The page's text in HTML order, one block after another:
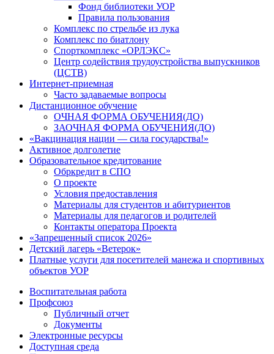
Фонд библиотеки УОР
Правила пользования
Комплекс по стрельбе из лука
Комплекс по биатлону
Спорткомплекс «ОРЛЭКС»
Центр содействия трудоустройства выпускников
(ЦСТВ)
Интернет-приемная
Часто задаваемые вопросы
Дистанционное обучение
ОЧНАЯ ФОРМА ОБУЧЕНИЯ(ДО)
ЗАОЧНАЯ ФОРМА ОБУЧЕНИЯ(ДО)
«Вакцинация нации — сила государства!»
Активное долголетие
Образовательное кредитование
Обркредит в СПО
О проекте
Условия предоставления
Материалы для студентов и абитуриентов
Материалы для педагогов и родителей
Контакты оператора Проекта
«Запрещенный список 2026»
Детский лагерь «Ветерок»
Платные услуги для посетителей манежа и спортивных
объектов УОР
Воспитательная работа
Профсоюз
Публичный отчет
Документы
Электронные ресурсы
Доступная среда